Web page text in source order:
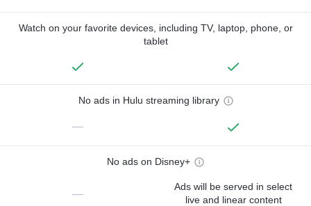
Watch on your favorite devices, including TV, laptop, phone, or
tablet
No ads in Hulu streaming library
—
No ads on Disney+
—
Ads will be served in select
live and linear content